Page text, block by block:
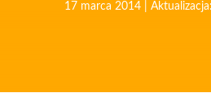
17 marca 2014 |